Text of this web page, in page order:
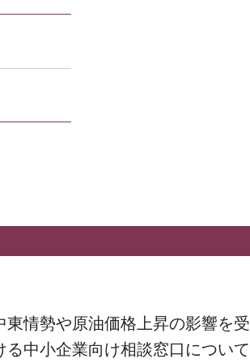
東情勢や原油価格上昇の影響を受
る中小企業向け相談窓口について